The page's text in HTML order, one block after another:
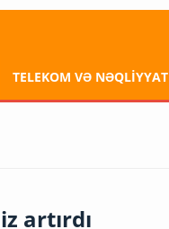
TELEKOM VƏ NƏQLİYYAT
artırdı